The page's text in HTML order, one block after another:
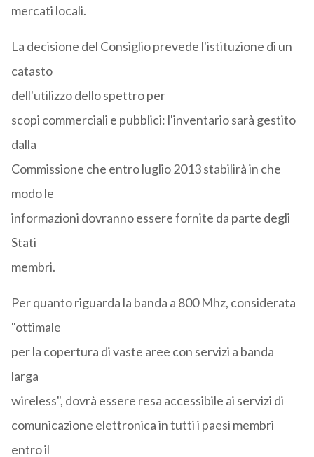
mercati locali.
La decisione del Consiglio prevede l'istituzione di un
catasto
dell'utilizzo dello spettro per
scopi commerciali e pubblici: l'inventario sarà gestito
dalla
Commissione che entro luglio 2013 stabilirà in che
modo le
informazioni dovranno essere fornite da parte degli
Stati
membri.
Per quanto riguarda la banda a 800 Mhz, considerata
"ottimale
per la copertura di vaste aree con servizi a banda
larga
wireless", dovrà essere resa accessibile ai servizi di
comunicazione elettronica in tutti i paesi membri
entro il